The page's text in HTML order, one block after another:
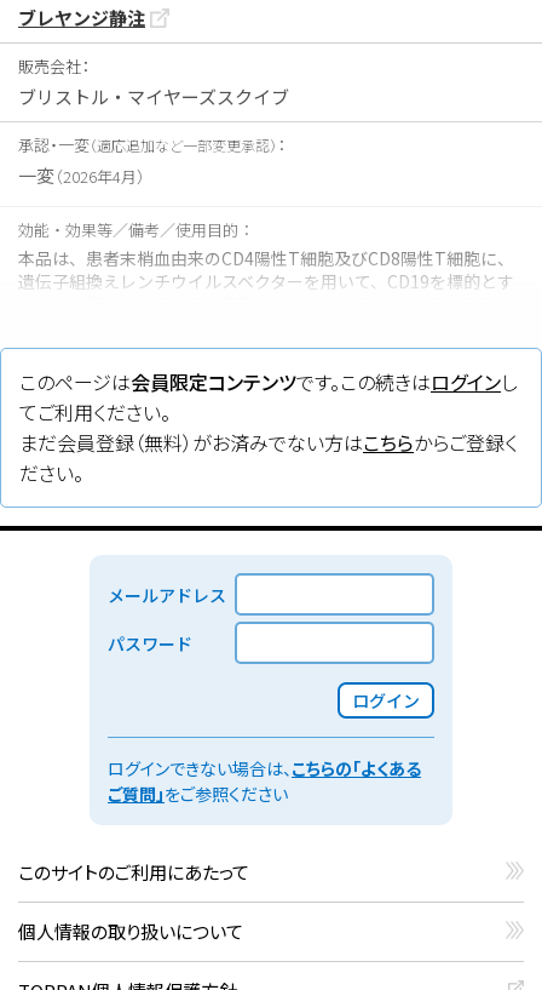
ブレヤンジ静注
販売会社：
ブリストル・マイヤーズスクイブ
承認・一変（適応追加など一部変更承認） ：
一変（2026年4月）
効能・効果等／備考／使用目的：
本品は、患者末梢血由来のCD4陽性T細胞及びCD8陽性T細胞に、
遺伝子組換えレンチウイルスベクターを用いて、CD19を標的とす
胞型B細胞リンパ腫、再発又は難治性の濾胞性リンパ腫（Grade
3B）に対する三次治療以降 ・2022年12月：再発又は難治性の大
細胞型B細胞リンパ腫及び濾胞性リンパ腫（Grade 3B）に対する
二次治療 ・2024年8月：再発又は難治性の濾胞性リンパ腫
（Grade １、２、３A）に対する三次治療以降、及び再発又は難治
性の高リスク濾胞性リンパ腫（Grade １、２、３A）に対する二次
治療 本申請により、再発又は難治性のマントル細胞リンパ腫に
対する二次治療以降及び再発又は難治性の辺縁帯リンパ腫に対す
る三次治療以降が適用対象として追加された。（希少疾病用再生
医療等製品）
CD19、FL 、LBCL 、
リソカブタゲン マラルユーセル
（クリックすると外部サイト（PMDAサイト）を開きます）
販売会社：
承認・一変（適応追加など一部変更承認）：
このページは会員限定コンテンツです。この続きはログインし
てご利用ください。
まだ会員登録（無料）がお済みでない方はこちらからご登録く
ださい。
メールアドレス
パスワード
ログイン
ログインできない場合は、こちらの「よくある
ご質問」をご参照ください
このサイトのご利用にあたって
個人情報の取り扱いについて